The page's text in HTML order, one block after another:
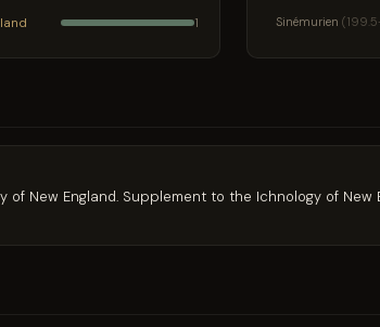
1 Sinémurien
of New England. Supplement to the Ichnology of